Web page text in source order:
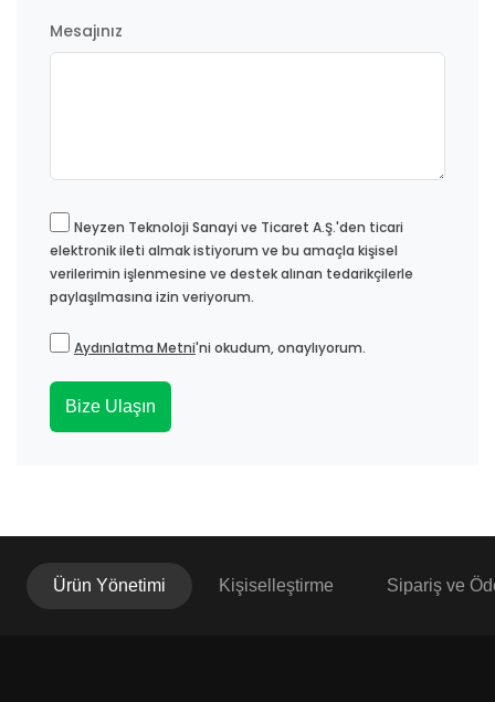
Mesajınız
Neyzen Teknoloji Sanayi ve Ticaret A.Ş.'den ticari
elektronik ileti almak istiyorum ve bu amaçla kişisel
verilerimin işlenmesine ve destek alınan tedarikçilerle
paylaşılmasına izin veriyorum.
Aydınlatma Metni'ni okudum, onaylıyorum.
Bize Ulaşın
Ürün Yönetimi Kişiselleştirme Sipariş ve